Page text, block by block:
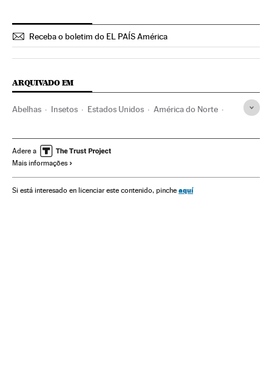
Receba o boletim do EL PAÍS América
ARQUIVADO EM
Abelhas Insetos Estados Unidos América do Norte
Espécies Administração Estado
Administração pública
Adere a
Mais informações
Si está interesado en licenciar este contenido, pinche aquí